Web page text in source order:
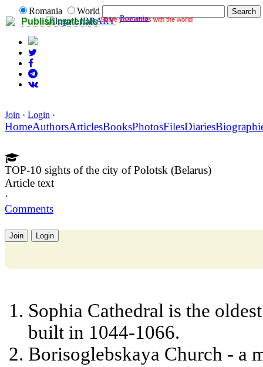
Publish materials Share your works with the world!
Romania
World
LIBRARY Romania
Join · Login ·
HomeAuthorsArticlesBooksPhotosFilesDiaries
TOP-10 sights of the city of Polotsk (Belarus)
Article text
·
Comments
Join Login
Sophia Cathedral is the
built in 1044-1066.
Borisoglebskaya Church - a